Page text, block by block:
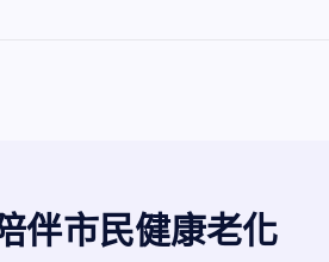
伴市民健康老化